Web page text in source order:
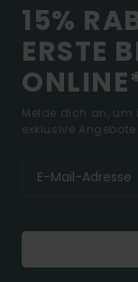
15%
ERSTE
Melde dich an, um
exklusive Angebote